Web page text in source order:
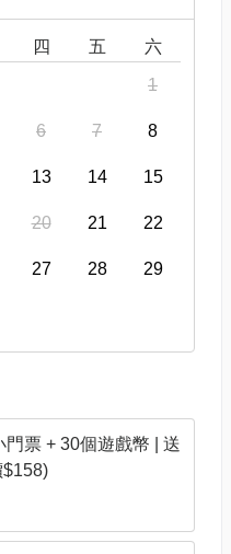
四 五 六
1
6 7 8
13 14 15
20 21 22
27 28 29
門票 + 30個遊戲幣 | 送